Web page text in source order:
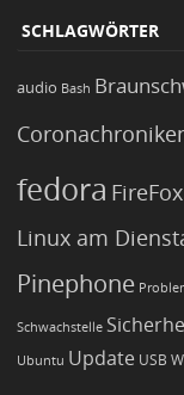
SCHLAGWÖRTER
audio Bash
fedora FireFox
Linux am
Pinephone
Schwachstelle
Ubuntu Update USB